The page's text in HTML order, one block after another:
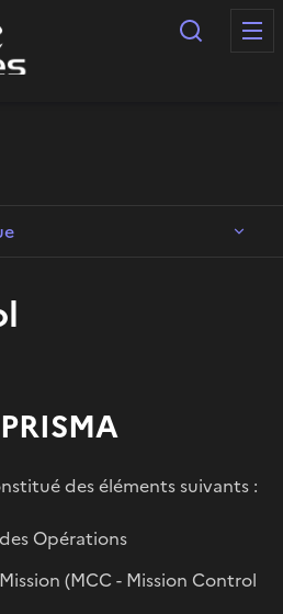
des éléments suivants :
Opérations
(MCC - Mission Control